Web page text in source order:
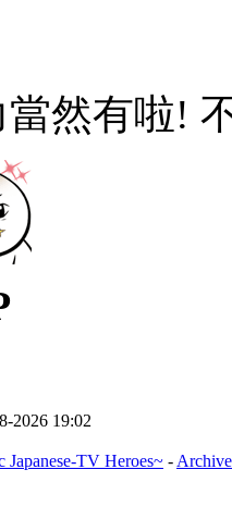
當然有啦!
2026 19:02
Japanese-TV Heroes~ -